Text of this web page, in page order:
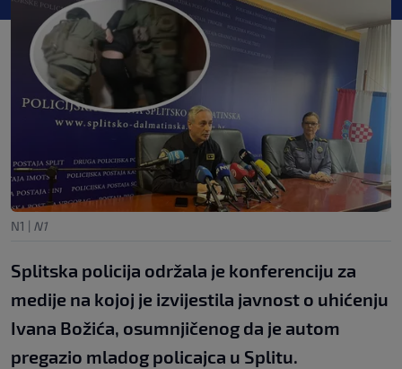
N1 | N1
Splitska policija održala je konferenciju za
medije na kojoj je izvijestila javnost o uhićenju
Ivana Božića, osumnjičenog da je autom
pregazio mladog policajca u Splitu.